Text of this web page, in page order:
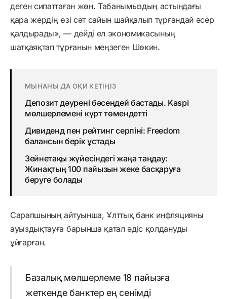
деген сипаттаған жөн. Табанымыздың астындағы
қара жердің өзі сәт сайын шайқалып тұрғандай әсер
қалдырады», — дейді ел экономикасының
шатқаяқтап тұрғанын меңзеген Шөкин.
МЫНАНЫ ДА ОҚИ КЕТІҢІЗ
Депозит дәурені бәсеңдей бастады. Kaspi
мөлшерлемені күрт төмендетті
Дивиденд пен рейтинг серпіні: Freedom
балансын берік ұстады
Зейнетақы жүйесіндегі жаңа таңдау:
Жинақтың 100 пайызын жеке басқаруға
беруге болады
Сарапшының айтуынша, Ұлттық банк инфляцияны
ауыздықтауға барынша қатал әдіс қолдануды
ұйғарған.
Базалық мөлшерлеме 18 пайызға
жеткенде банктер ең сенімді